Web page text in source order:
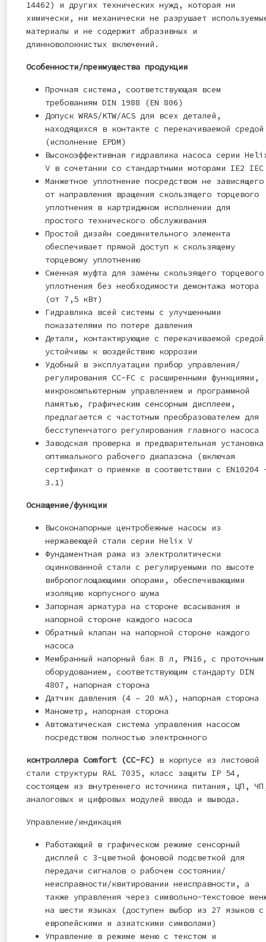
14462) и других технических нужд, которая ни
химически, ни механически не разрушает
материалы и не содержит абразивных и
длинноволокнистых включений.
Особенности/преимущества продукции
Прочная система, соответствующая всем
требованиям DIN 1988 (EN 806)
Допуск WRAS/KTW/ACS для всех деталей,
находящихся в контакте с перекачиваемой средой
(исполнение EPDM)
Высокоэффективная гидравлика насоса серии
V в сочетании со стандартными моторами IE2 IEC
Манжетное уплотнение посредством не зависящего
от направления вращения скользящего торцевого
уплотнения в картриджном исполнении для
простого технического обслуживания
Простой дизайн соединительного элемента
обеспечивает прямой доступ к скользящему
торцевому уплотнению
Сменная муфта для замены скользящего торцевого
уплотнения без необходимости демонтажа мотора
(от 7,5 кВт)
Гидравлика всей системы с улучшенными
показателями по потере давления
Детали, контактирующие с перекачиваемой
устойчивы к воздействию коррозии
Удобный в эксплуатации прибор управления/
регулирования CC-FC с расширенными функциями,
микрокомпьютерным управлением и программной
памятью, графическим сенсорным дисплеем,
предлагается с частотным преобразователем для
бесступенчатого регулирования главного насоса
Заводская проверка и предварительная установка
оптимального рабочего диапазона (включая
сертификат о приемке в соответствии с EN10204
3.1)
Оснащение/функции
Высоконапорные центробежные насосы из
нержавеющей стали серии Helix V
Фундаментная рама из электролитически
оцинкованной стали с регулируемыми по высоте
вибропоглощающими опорами, обеспечивающими
изоляцию корпусного шума
Запорная арматура на стороне всасывания и
напорной стороне каждого насоса
Обратный клапан на напорной стороне каждого
насоса
Мембранный напорный бак 8 л, PN16, с проточным
оборудованием, соответствующим стандарту DIN
4807, напорная сторона
Датчик давления (4 – 20 мА), напорная сторона
Манометр, напорная сторона
Автоматическая система управления насосом
посредством полностью электронного
контроллера Comfort (CC-FC) в корпусе из листовой
стали структуры RAL 7035, класс защиты IP 54,
состоящем из внутреннего источника питания, ЦП,
аналоговых и цифровых модулей ввода и вывода.
Управление/индикация
Работающий в графическом режиме сенсорный
дисплей с 3-цветной фоновой подсветкой для
передачи сигналов о рабочем состоянии/
неисправности/квитировании неисправности, а
также управления через символьно-текстовое
на шести языках (доступен выбор из 27 языков с
европейскими и азиатскими символами)
Управление в режиме меню с текстом и